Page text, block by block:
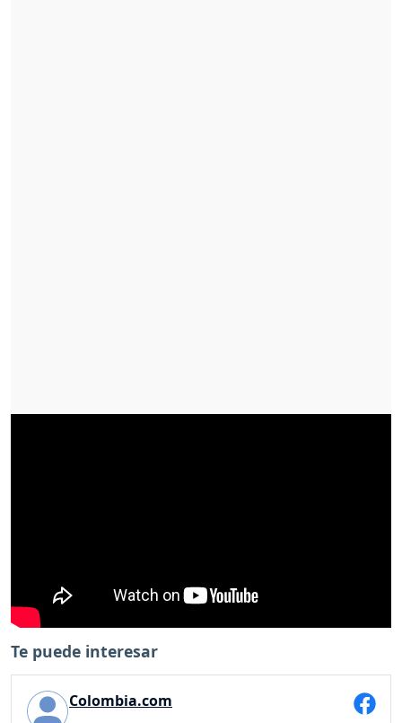
Te puede interesar
Colombia.com